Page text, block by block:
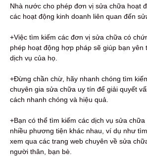
Nhà nước cho phép đơn vị sửa chữa hoạt
các hoạt động kinh doanh liên quan đến
+Việc tìm kiếm các đơn vị sửa chữa có
phép hoạt động hợp pháp sẽ giúp bạn yên
dịch vụ của họ.
+Đừng chần chừ, hãy nhanh chóng tìm
chuyên gia sửa chữa uy tín để giải quyết
cách nhanh chóng và hiệu quả.
+Bạn có thể tìm kiếm các dịch vụ sửa
nhiều phương tiện khác nhau, ví dụ như
xem qua các trang web chuyên về sửa
người thân, bạn bè.